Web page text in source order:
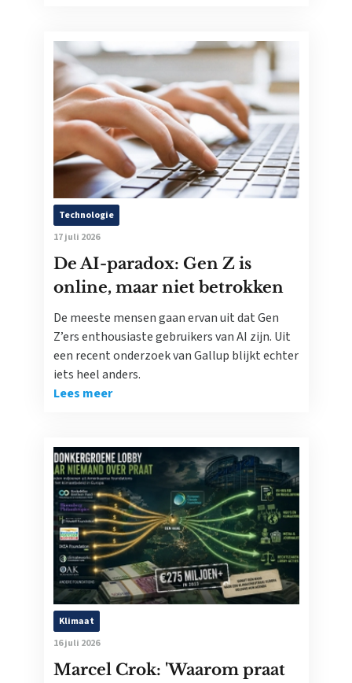
Technologie
17 juli 2026
De AI-paradox: Gen Z is
online, maar niet betrokken
De meeste mensen gaan ervan uit dat Gen
Z’ers enthousiaste gebruikers van AI zijn. Uit
een recent onderzoek van Gallup blijkt echter
iets heel anders.
Lees meer
Klimaat
16 juli 2026
Marcel Crok: 'Waarom praat